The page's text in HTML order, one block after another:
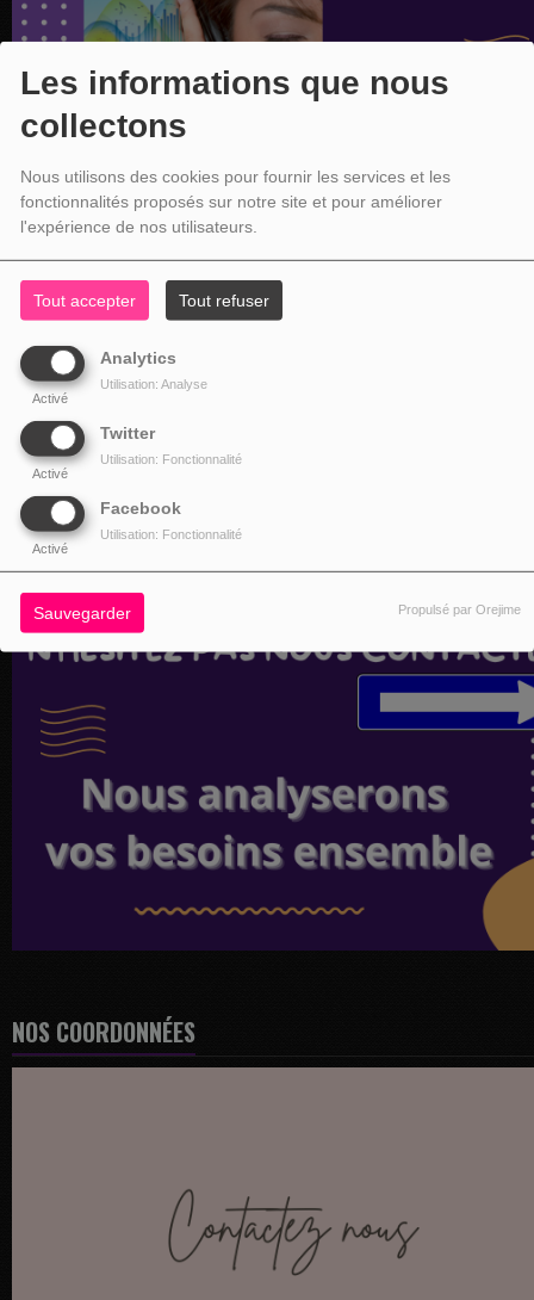
Les informations que nous
collectons
Nous utilisons des cookies pour fournir les services et les
fonctionnalités proposés sur notre site et pour améliorer
l'expérience de nos utilisateurs.
Tout accepter Tout refuser
Analytics
Activé
Utilisation: Analyse
Twitter
Activé
Utilisation: Fonctionnalité
Facebook
Activé
Utilisation: Fonctionnalité
Sauvegarder Propulsé par Orejime
NOS COORDONNÉES